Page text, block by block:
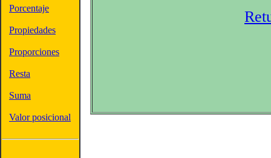
Porcentaje
Propiedades
Proporciones
Resta
Suma
Valor posicional